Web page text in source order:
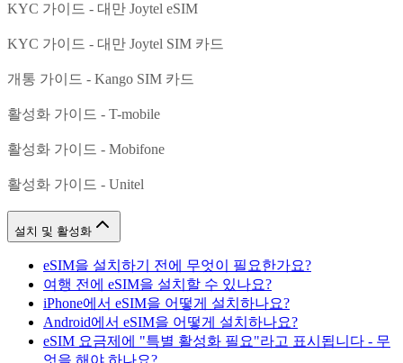
KYC 가이드 - 대만 Joytel eSIM
KYC 가이드 - 대만 Joytel SIM 카드
개통 가이드 - Kango SIM 카드
활성화 가이드 - T-mobile
활성화 가이드 - Mobifone
활성화 가이드 - Unitel
설치 및 활성화
eSIM을 설치하기 전에 무엇이 필요한가요?
여행 전에 eSIM을 설치할 수 있나요?
iPhone에서 eSIM을 어떻게 설치하나요?
Android에서 eSIM을 어떻게 설치하나요?
eSIM 요금제에 "특별 활성화 필요"라고 표시됩니다 - 무